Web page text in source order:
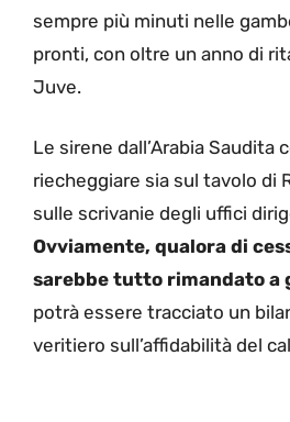
sempre più minuti nelle
pronti, con oltre un anno di
Juve.
Le sirene dall’Arabia Saudita
riecheggiare sia sul tavolo di
sulle scrivanie degli uffici
Ovviamente, qualora di
sarebbe tutto rimandato a
potrà essere tracciato un
veritiero sull’affidabilità del